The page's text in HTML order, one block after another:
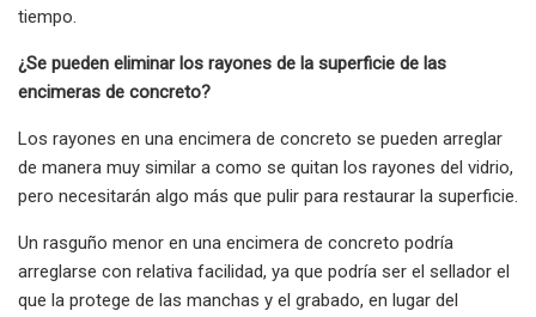
tiempo.
¿Se pueden eliminar los rayones de la superficie de las
encimeras de concreto?
Los rayones en una encimera de concreto se pueden arreglar
de manera muy similar a como se quitan los rayones del vidrio,
pero necesitarán algo más que pulir para restaurar la superficie.
Un rasguño menor en una encimera de concreto podría
arreglarse con relativa facilidad, ya que podría ser el sellador el
que la protege de las manchas y el grabado, en lugar del